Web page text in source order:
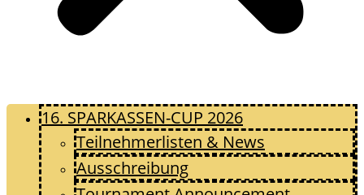
16. SPARKASSEN-CUP 2026
Teilnehmerlisten & News
Ausschreibung